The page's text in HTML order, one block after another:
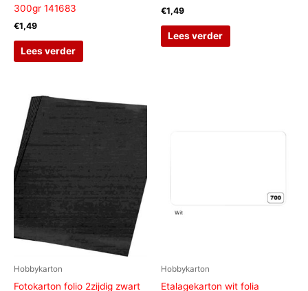
300gr 141683
€1,49
Lees verder
€1,49
Lees verder
Hobbykarton
Fotokarton folio 2zijdig zwart
Hobbykarton
Etalagekarton wit folia